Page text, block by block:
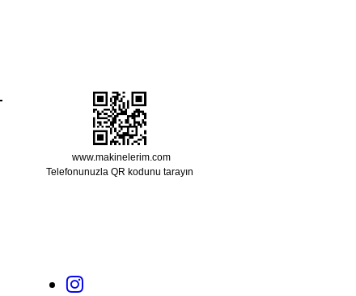
www.makinelerim.com
Telefonunuzla QR kodunu tarayın